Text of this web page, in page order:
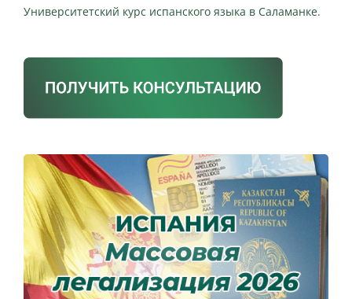
Университетский курс испанского языка в Саламанке.